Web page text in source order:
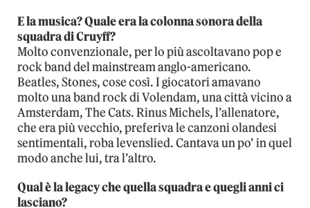
E la musica? Quale era la colonna sonora della
squadra di Cruyff?
Molto convenzionale, per lo più ascoltavano pop e
rock band del mainstream anglo-americano.
Beatles, Stones, cose così. I giocatori amavano
molto una band rock di Volendam, una città vicino a
Amsterdam, The Cats. Rinus Michels, l’allenatore,
che era più vecchio, preferiva le canzoni olandesi
sentimentali, roba levenslied. Cantava un po’ in quel
modo anche lui, tra l’altro.
Qual è la legacy che quella squadra e quegli anni ci
lasciano?